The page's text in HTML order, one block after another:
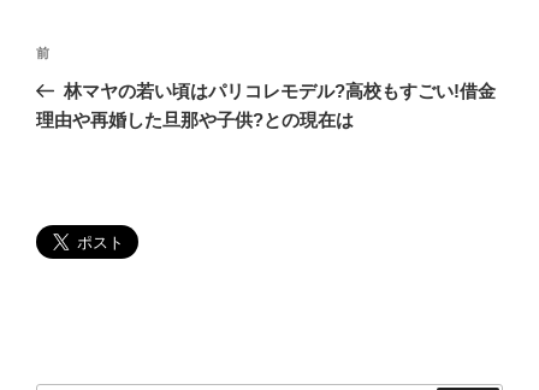
投
ナ
シ
過
去
の
前
林マヤの若い頃はパリコレモデル?高校もすごい!借金
理由や再婚した旦那や子供?との現在は